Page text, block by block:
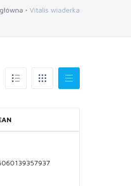
Vitalis wiaderka